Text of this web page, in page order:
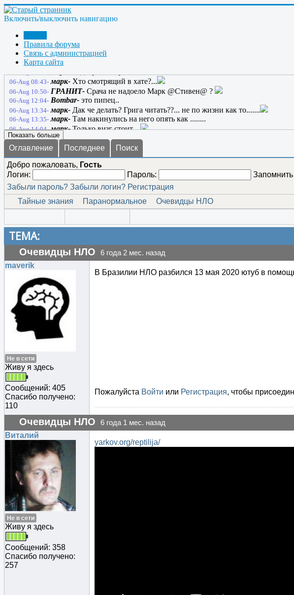
Включить/выключить навигацию
Правила форума
Связь с администрацией
Карта сайта
05-Aug 10:03- марк-Лоховоды.........
05-Aug 10:14- марк-Чтоб у вас хрен на лбу вырос
anatol130164-Марк, с такими словами лучше поосторожнее; а если и в
05-Aug 19:17-
05-Aug 20:41- anatol130164-
05-Aug 20:44- anatol130164-Жил себе один сайт, и звали его - Странник-2; и жил он
05-Aug 21:06- марк-
06-Aug 08:43- марк- Хто смотрящий в хате?...
06-Aug 10:50- ГРАНИТ- Срача не надоело Марк @Стивен@ ?
06-Aug 12:04- Bombar- это пипец..
06-Aug 13:34- марк- Дак че делать? Грига читать??... не по жизни как то.......
06-Aug 13:35- марк- Там накинулись на него опять как ........
06-Aug 14:04- марк-Только визг стоит....
Показать больше
Оглавление Последнее
Поиск
Добро пожаловать, Гость
Логин:
Пароль:
Забыли пароль? Забыли логин? Регистрация
Тайные знания
Паранормальное Очевидцы НЛО
ТЕМА:
Очевидцы НЛО 6 года 2 мес. назад
maverik
Не в сети
Живу я здесь
Сообщений: 405
Спасибо получено:
110
В Бразилии НЛО разбился 13 мая 2020 ютуб в
Пожалуйста Войти или Регистрация, чтобы
Очевидцы НЛО 6 года 1 мес. назад
Виталий
Не в сети
Живу я здесь
Сообщений: 358
Спасибо получено:
257
yarkov.org/reptilija/